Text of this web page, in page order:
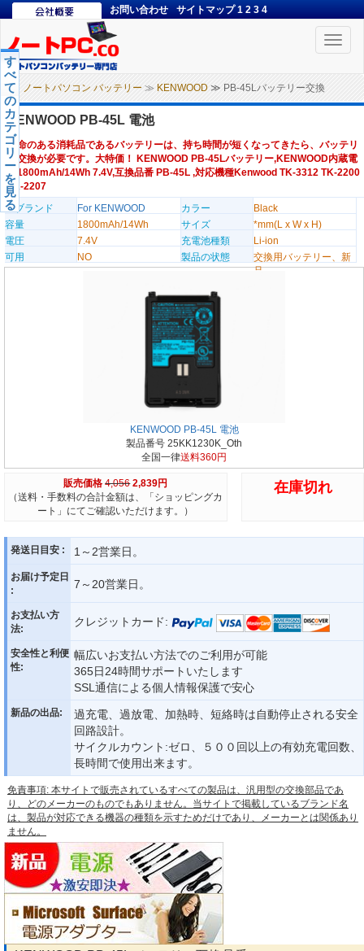
お問い合わせ サイトマップ 1 2 3 4
Toggle
ノートパソコン バッテリー ≫ KENWOOD ≫ PB-45Lバッテリー交換
す
べ
て
の
カ
テ
ゴ
リ
ー
を
見
る
KENWOOD PB-45L 電池
寿命のある消耗品であるバッテリーは、持ち時間が短くなってきたら、バッテリ
ー交換が必要です。大特価！ KENWOOD PB-45Lバッテリー,KENWOOD内蔵電
池1800mAh/14Wh 7.4V,互換品番 PB-45L ,対応機種Kenwood TK-3312 TK-2200
TK-2207
のブランド
For KENWOOD カラー
Black
容量
1800mAh/14Wh サイズ
*mm(L x W x H)
電圧
7.4V 充電池種類
Li-ion
可用
NO 製品の状態
交換用バッテリー、新
品
KENWOOD PB-45L 電池
製品番号 25KK1230K_Oth
全国一律送料360円
販売価格 4,056 2,839円
（送料・手数料の合計金額は、「ショッピングカ
ート」にてご確認いただけます。）
在庫切れ
発送日目安 : 1～2営業日。
お届け予定日
:
7～20営業日。
お支払い方
法:
クレジットカード:
安全性と利便
性:
幅広いお支払い方法でのご利用が可能
365日24時間サポートいたします
SSL通信による個人情報保護で安心
新品の出品:
過充電、過放電、加熱時、短絡時は自動停止される安全
回路設計。
サイクルカウント:ゼロ、５００回以上の有効充電回数、
長時間で使用出来ます。
免責事項: 本サイトで販売されているすべての製品は、汎用型の交換部品であ
り、どのメーカーのものでもありません。当サイトで掲載しているブランド名
は、製品が対応できる機器の種類を示すためだけであり、メーカーとは関係あり
ません。